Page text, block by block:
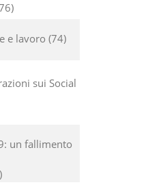
e lavoro 74
sui Social
un fallimento